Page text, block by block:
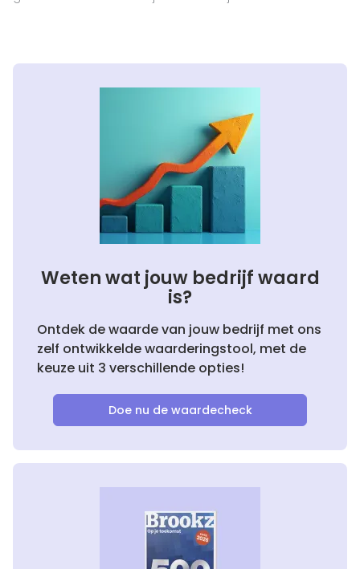
Weten wat jouw bedrijf waard
is?
Ontdek de waarde van jouw bedrijf met ons
zelf ontwikkelde waarderingstool, met de
keuze uit 3 verschillende opties!
Doe nu de waardecheck